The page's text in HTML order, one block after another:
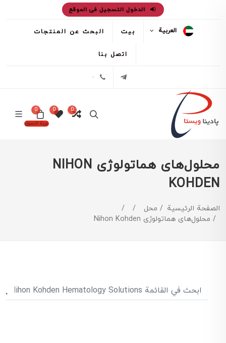
الدخول التسجيل فى الموقع
العربية بيت البحث عن المنتجات
اتصل بنا
تلگرام
0
0
عربة التسوق
0
محلول‌های هماتولوژی NIHON
KOHDEN
الصفحة الرئيسية
محل
محلول‌های هماتولوژی Nihon Kohden